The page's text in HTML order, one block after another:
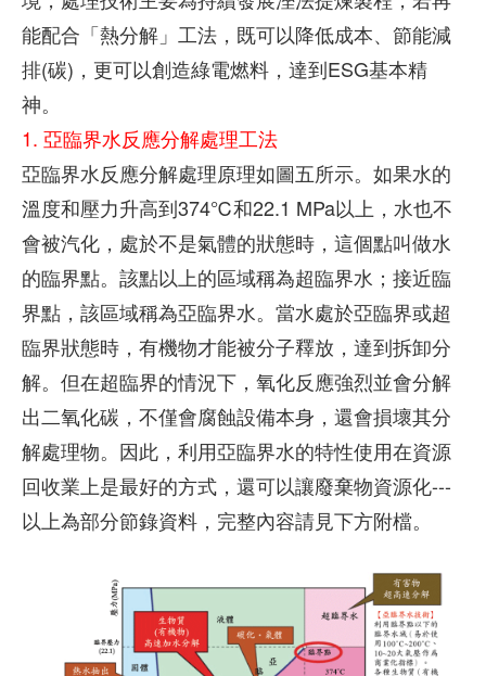
能配合「熱分解」工法，既可以降低成本、節能減
排(碳)，更可以創造綠電燃料，達到ESG基本精
神。
1. 亞臨界水反應分解處理工法
亞臨界水反應分解處理原理如圖五所示。如果水的
溫度和壓力升高到374℃和22.1 MPa以上，水也不
會被汽化，處於不是氣體的狀態時，這個點叫做水
的臨界點。該點以上的區域稱為超臨界水；接近臨
界點，該區域稱為亞臨界水。當水處於亞臨界或超
臨界狀態時，有機物才能被分子釋放，達到拆卸分
解。但在超臨界的情況下，氧化反應強烈並會分解
出二氧化碳，不僅會腐蝕設備本身，還會損壞其分
解處理物。因此，利用亞臨界水的特性使用在資源
回收業上是最好的方式，還可以讓廢棄物資源化---
以上為部分節錄資料，完整內容請見下方附檔。